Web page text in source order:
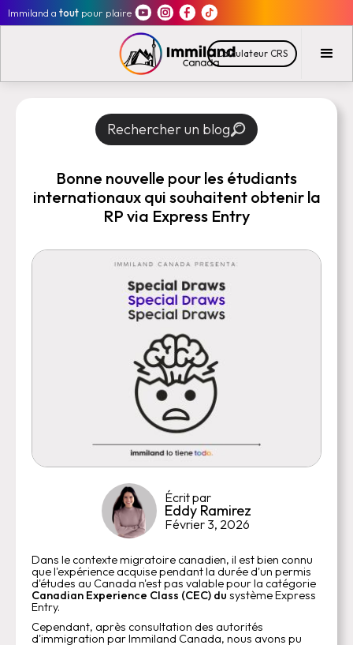
Immiland a tout pour plaire
Calculateur CRS
Rechercher un blog
Bonne nouvelle pour les étudiants
internationaux qui souhaitent obtenir la
RP via Express Entry
Écrit par
Eddy Ramirez
Février 3, 2026
Dans le contexte migratoire canadien, il est bien connu
que l'expérience acquise pendant la durée d'un permis
d'études au Canada n'est pas valable pour la catégorie
Canadian Experience Class (CEC) du système Express
Entry.
Cependant, après consultation des autorités
d'immigration par Immiland Canada, nous avons pu